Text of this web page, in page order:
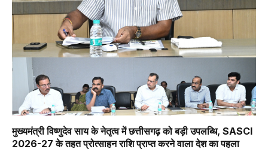
मुख्यमंत्री विष्णुदेव साय के नेतृत्व में छत्तीसगढ़ को बड़ी उपलब्धि, SASCI
2026-27 के तहत प्रोत्साहन राशि प्राप्त करने वाला देश का पहला